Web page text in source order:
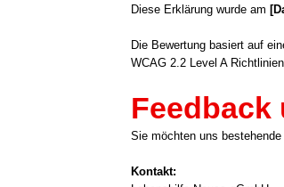
Die­se Erklä­rung wur­de am
Die Bewer­tung basiert auf
WCAG 2.2 Level A
Feedback
Sie möch­ten uns
Kon­takt: